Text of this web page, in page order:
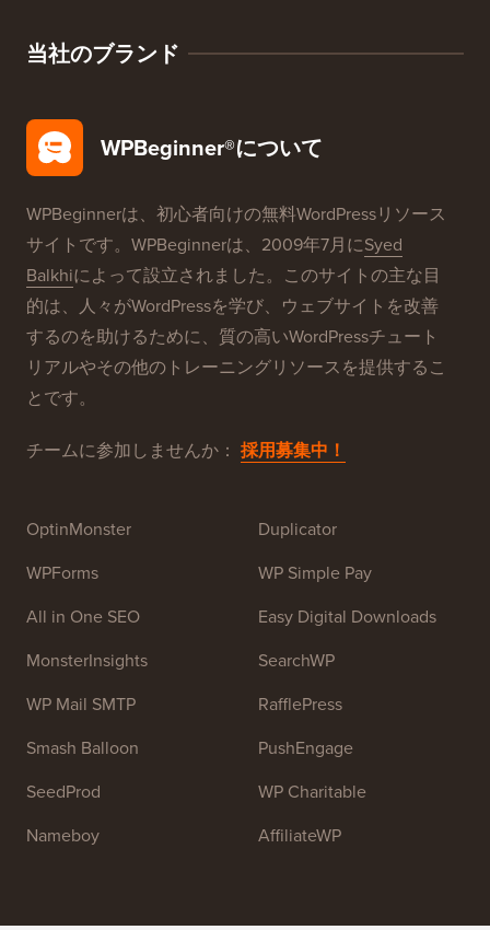
当社のブランド
WPBeginner®について
WPBeginnerは、初心者向けの無料WordPressリソース
サイトです。WPBeginnerは、2009年7月にSyed
Balkhiによって設立されました。このサイトの主な目
的は、人々がWordPressを学び、ウェブサイトを改善
するのを助けるために、質の高いWordPressチュート
リアルやその他のトレーニングリソースを提供するこ
とです。
チームに参加しませんか： 採用募集中！
OptinMonster
WPForms
All in One SEO
MonsterInsights
WP Mail SMTP
Smash Balloon
SeedProd
Nameboy
Duplicator
WP Simple Pay
Easy Digital Downloads
SearchWP
RafflePress
PushEngage
WP Charitable
AffiliateWP